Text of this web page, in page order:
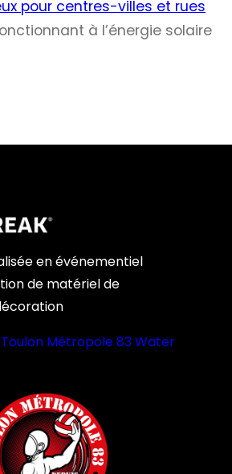
pour centres-villes et rues
à l’énergie solaire
en événementiel
de matériel de
Toulon Métropole 83 Water